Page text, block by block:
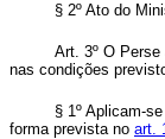
§ 2º Ato do
Art. 3º O
nas condições
§ 1º Aplicam-
forma prevista no art.